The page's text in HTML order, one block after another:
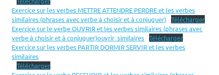
Exercice sur les verbes METTRE ATTENDRE PERDRE et les verbes
similaires (phrases avec verbe à choisir et à conjuguer) Télécharger
Exercice sur le verbe OUVRIR et les verbes similaires (phrases avec
verbe à choisir et à conjuguer)ouvrir_similaires Télécharger
Exercice sur les verbes PARTIR DORMIR SERVIR et les verbes
similaires
Télécharger